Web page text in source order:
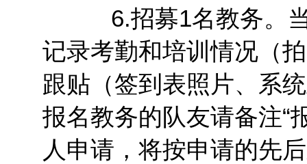
6.招募1名教务。
记录考勤和培训情况（
跟贴（签到表照片、系
报名教务的队友请备注“
人申请，将按申请的先